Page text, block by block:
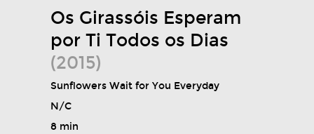
Os Girassóis Esperam
por Ti Todos os Dias
(2015)
Sunflowers Wait for You Everyday
N/C
8 min